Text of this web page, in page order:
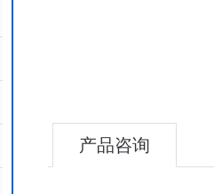
产品咨询